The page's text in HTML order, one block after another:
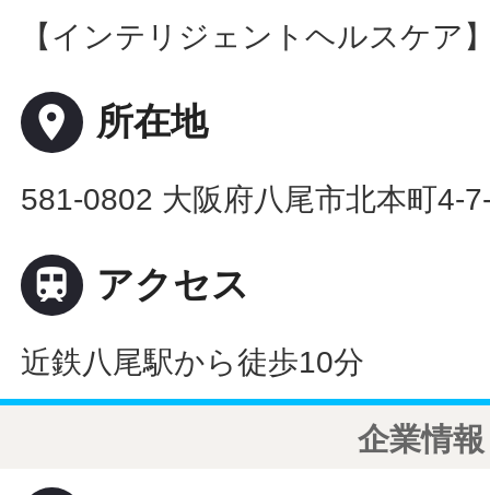
【インテリジェントヘルスケア
place 所在地
581-0802 大阪府八尾市北本町4-
 アクセス
近鉄八尾駅から徒歩10分
企業情報